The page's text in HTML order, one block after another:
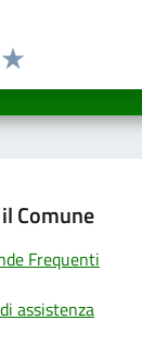
la pagina
Valuta 5 stelle su 5
4 stelle su 5
stelle su 5
su 5
su 5
Comune
Frequenti
assistenza